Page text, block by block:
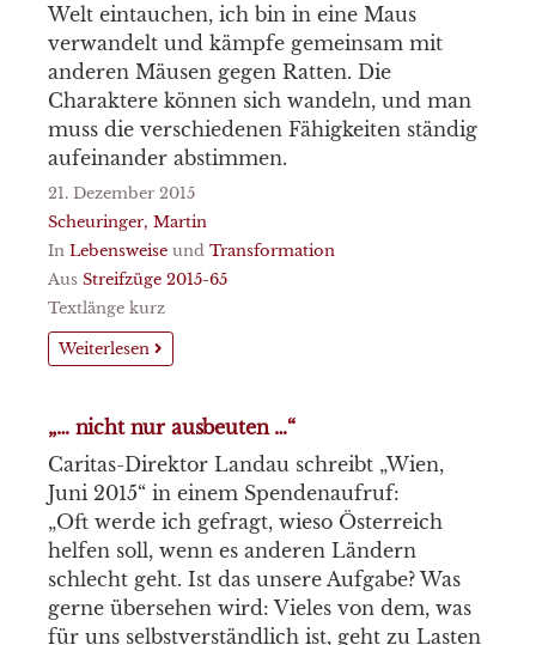
Welt eintauchen, ich bin in eine Maus
verwandelt und kämpfe gemeinsam mit
anderen Mäusen gegen Ratten. Die
Charaktere können sich wandeln, und man
muss die verschiedenen Fähigkeiten ständig
aufeinander abstimmen.
21. Dezember 2015
Scheuringer, Martin
In Lebensweise und Transformation
Aus Streifzüge 2015-65
Textlänge kurz
Weiterlesen
„… nicht nur ausbeuten …“
Caritas-Direktor Landau schreibt „Wien,
Juni 2015“ in einem Spendenaufruf:
„Oft werde ich gefragt, wieso Österreich
helfen soll, wenn es anderen Ländern
schlecht geht. Ist das unsere Aufgabe? Was
gerne übersehen wird: Vieles von dem, was
für uns selbstverständlich ist, geht zu Lasten